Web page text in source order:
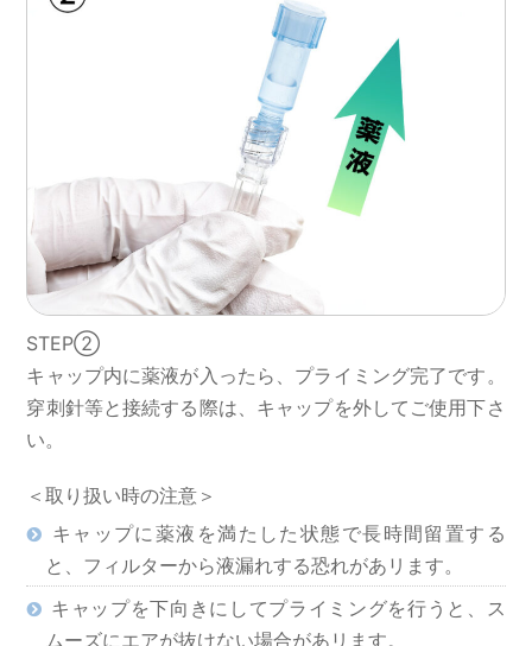
STEP②
キャップ内に薬液が入ったら、プライミング完了です。
穿刺針等と接続する際は、キャップを外してご使用下さ
い。
＜取り扱い時の注意＞
キャップに薬液を満たした状態で長時間留置する
と、フィルターから液漏れする恐れがあリます。
キャップを下向きにしてプライミングを行うと、ス
ムーズにエアが抜けない場合があリます。